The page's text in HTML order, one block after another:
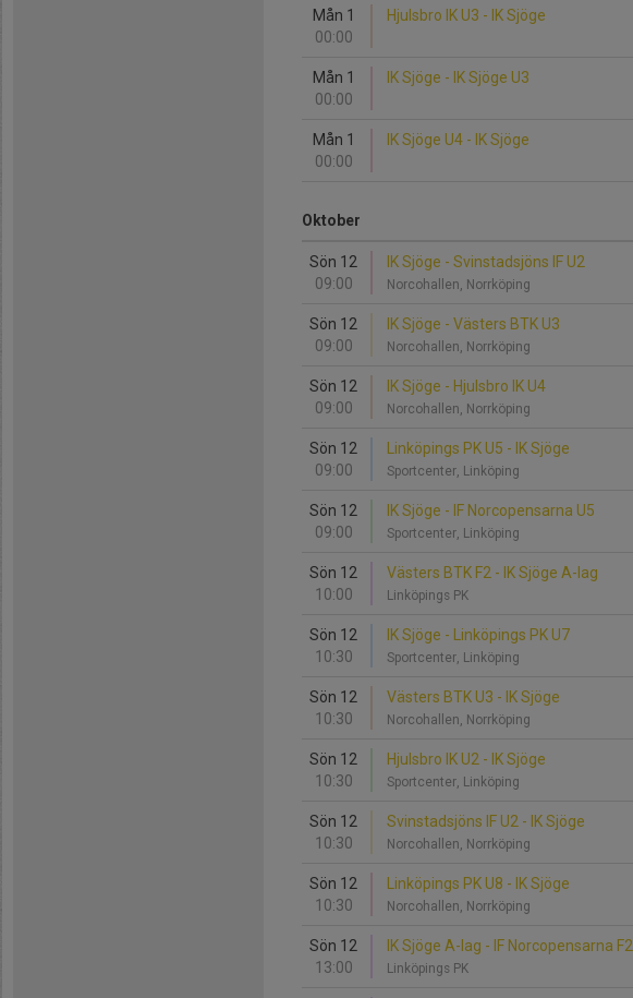
Mån 1
00:00
Hjulsbro IK U3 - IK Sjöge
Mån 1
00:00
IK Sjöge - IK Sjöge U3
Mån 1
00:00
IK Sjöge U4 - IK Sjöge
Oktober
Sön 12
09:00
IK Sjöge - Svinstadsjöns IF U2
Norcohallen, Norrköping
Sön 12
09:00
IK Sjöge - Västers BTK U3
Norcohallen, Norrköping
Sön 12
09:00
IK Sjöge - Hjulsbro IK U4
Norcohallen, Norrköping
Sön 12
09:00
Linköpings PK U5 - IK Sjöge
Sportcenter, Linköping
Sön 12
09:00
IK Sjöge - IF Norcopensarna U5
Sportcenter, Linköping
Sön 12
10:00
Västers BTK F2 - IK Sjöge A-lag
Linköpings PK
Sön 12
10:30
IK Sjöge - Linköpings PK U7
Sportcenter, Linköping
Sön 12
10:30
Västers BTK U3 - IK Sjöge
Norcohallen, Norrköping
Sön 12
10:30
Hjulsbro IK U2 - IK Sjöge
Sportcenter, Linköping
Sön 12
10:30
Svinstadsjöns IF U2 - IK Sjöge
Norcohallen, Norrköping
Sön 12
10:30
Linköpings PK U8 - IK Sjöge
Norcohallen, Norrköping
Sön 12
13:00
IK Sjöge A-lag - IF Norcopensarna F2
Linköpings PK